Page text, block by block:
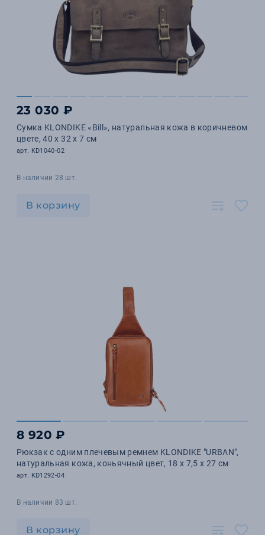
23 030 ₽
Сумка KLONDIKE «Bill», натуральная кожа в коричневом
цвете, 40 х 32 х 7 см
арт. KD1040-02
В наличии 28 шт.
В корзину
8 920 ₽
Рюкзак с одним плечевым ремнем KLONDIKE "URBAN",
натуральная кожа, коньячный цвет, 18 х 7,5 х 27 см
арт. KD1292-04
В наличии 83 шт.
В корзину